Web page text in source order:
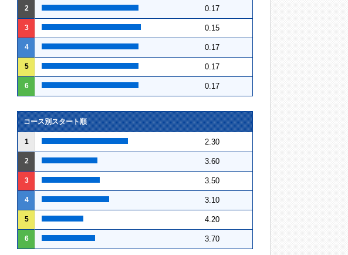
2 0.17
3 0.15
4 0.17
5 0.17
6 0.17
コース別スタート順
1 2.30
2 3.60
3 3.50
4 3.10
5 4.20
6 3.70